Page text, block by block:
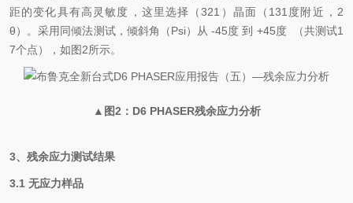
距的变化具有高灵敏度，这里选择（321）晶面（131度附近，2
θ）。采用同倾法测试，倾斜角（Psi）从 -45度 到 +45度 （共测试1
7个点），如图2所示。
▲图2：D6 PHASER残余应力分析
3、残余应力测试结果
3.1 无应力样品